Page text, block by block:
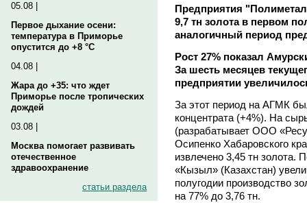
05.08 |
Первое дыхание осени:
температура в Приморье
опустится до +8 °C
04.08 |
Жара до +35: что ждет
Приморье после тропических
дождей
03.08 |
Москва помогает развивать
отечественное
здравоохранение
статьи раздела
Предприятия
9,7 тн золота в первом
аналогичный период
Рост 27% показал
За шесть месяцев
предприятии
За этот период на АГМК
концентрата (+4%). На
(разрабатывает ООО
Осипенко Хабаровского
извлечено 3,45 тн золота.
«Кызыл» (Казахстан)
полугодии производство
на 77% до 3,76 тн.